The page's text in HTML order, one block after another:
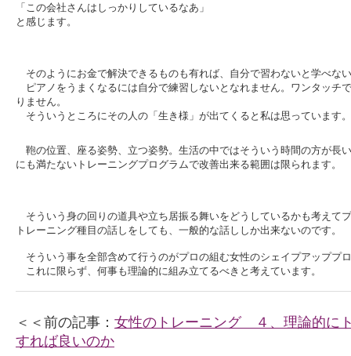
「この会社さんはしっかりしているなあ」
と感じます。
そのようにお金で解決できるものも有れば、自分で習わないと学べな
ピアノをうまくなるには自分で練習しないとなれません。ワンタッチ
りません。
そういうところにその人の「生き様」が出てくると私は思っています。
鞄の位置、座る姿勢、立つ姿勢。生活の中ではそういう時間の方が長
にも満たないトレーニングプログラムで改善出来る範囲は限られます。
そういう身の回りの道具や立ち居振る舞いをどうしているかも考えて
トレーニング種目の話しをしても、一般的な話ししか出来ないのです。
そういう事を全部含めて行うのがプロの組む女性のシェイプアッププ
これに限らず、何事も理論的に組み立てるべきと考えています。
＜＜前の記事： 女性のトレーニング ４、理論的に
すれば良いのか